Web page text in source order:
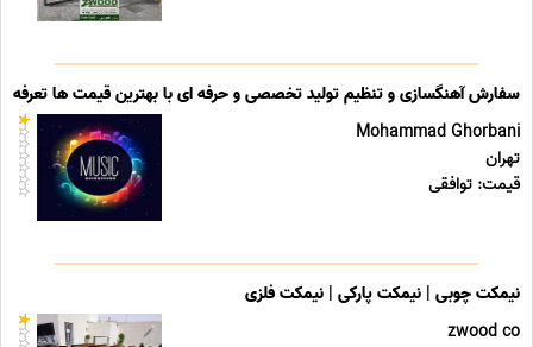
سفارش آهنگسازی و تنظیم تولید تخصصی و حرفه ای با بهترین قیمت ها تعرفه
Mohammad Ghorbani
تهران
قیمت: توافقی
نیمکت چوبی | نیمکت پارکی | نیمکت فلزی
zwood co